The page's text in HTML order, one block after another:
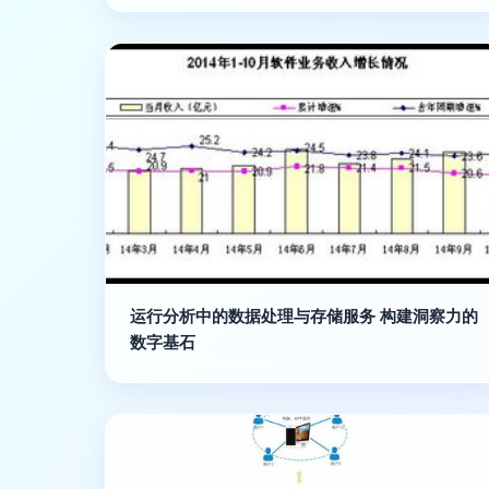
运行分析中的数据处理与存储服务 构建洞察力的
数字基石